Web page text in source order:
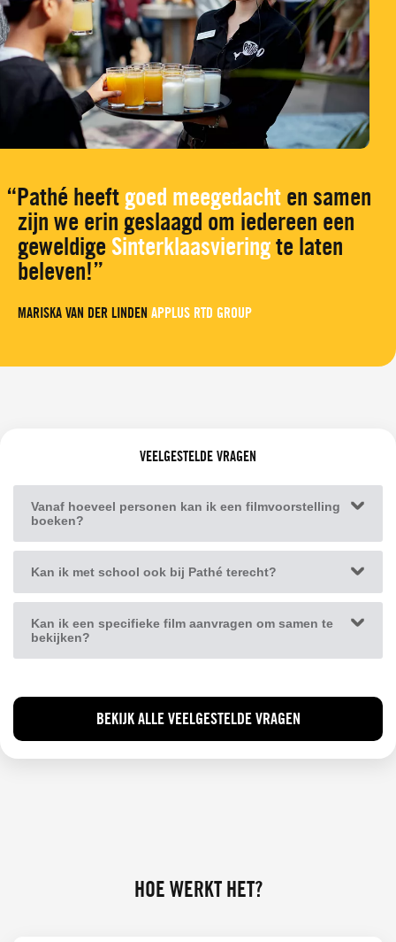
Pathé heeft goed meegedacht en samen
zijn we erin geslaagd om iedereen een
geweldige Sinterklaasvieringte laten
beleven!
MARISKA VAN DER LINDEN APPLUS RTD GROUP
VEELGESTELDE VRAGEN
Vanaf hoeveel personen kan ik een filmvoorstelling
boeken?
Kan ik met school ook bij Pathé terecht?
Kan ik een specifieke film aanvragen om samen te
bekijken?
BEKIJK ALLE VEELGESTELDE VRAGEN
HOE WERKT HET?